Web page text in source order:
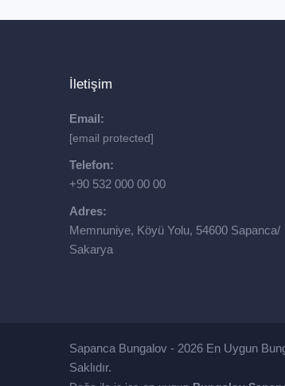
İletişim
Email:
[email protected]
Telefon:
+90 532 000 00 00
Adres:
Memnuniye, Köyü Yolu, 54600 Sapanca/
Sakarya
Sapanca Bungalov - 2026 En Uygun
Saklıdır.